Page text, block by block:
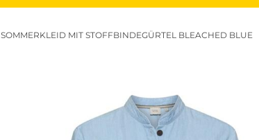
SOMMERKLEID MIT STOFFBINDEGÜRTEL BLEACHED BLUE